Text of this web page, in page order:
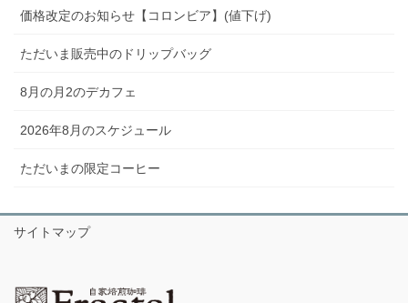
価格改定のお知らせ【コロンビア】(値下げ)
ただいま販売中のドリップバッグ
8月の月2のデカフェ
2026年8月のスケジュール
ただいまの限定コーヒー
サイトマップ